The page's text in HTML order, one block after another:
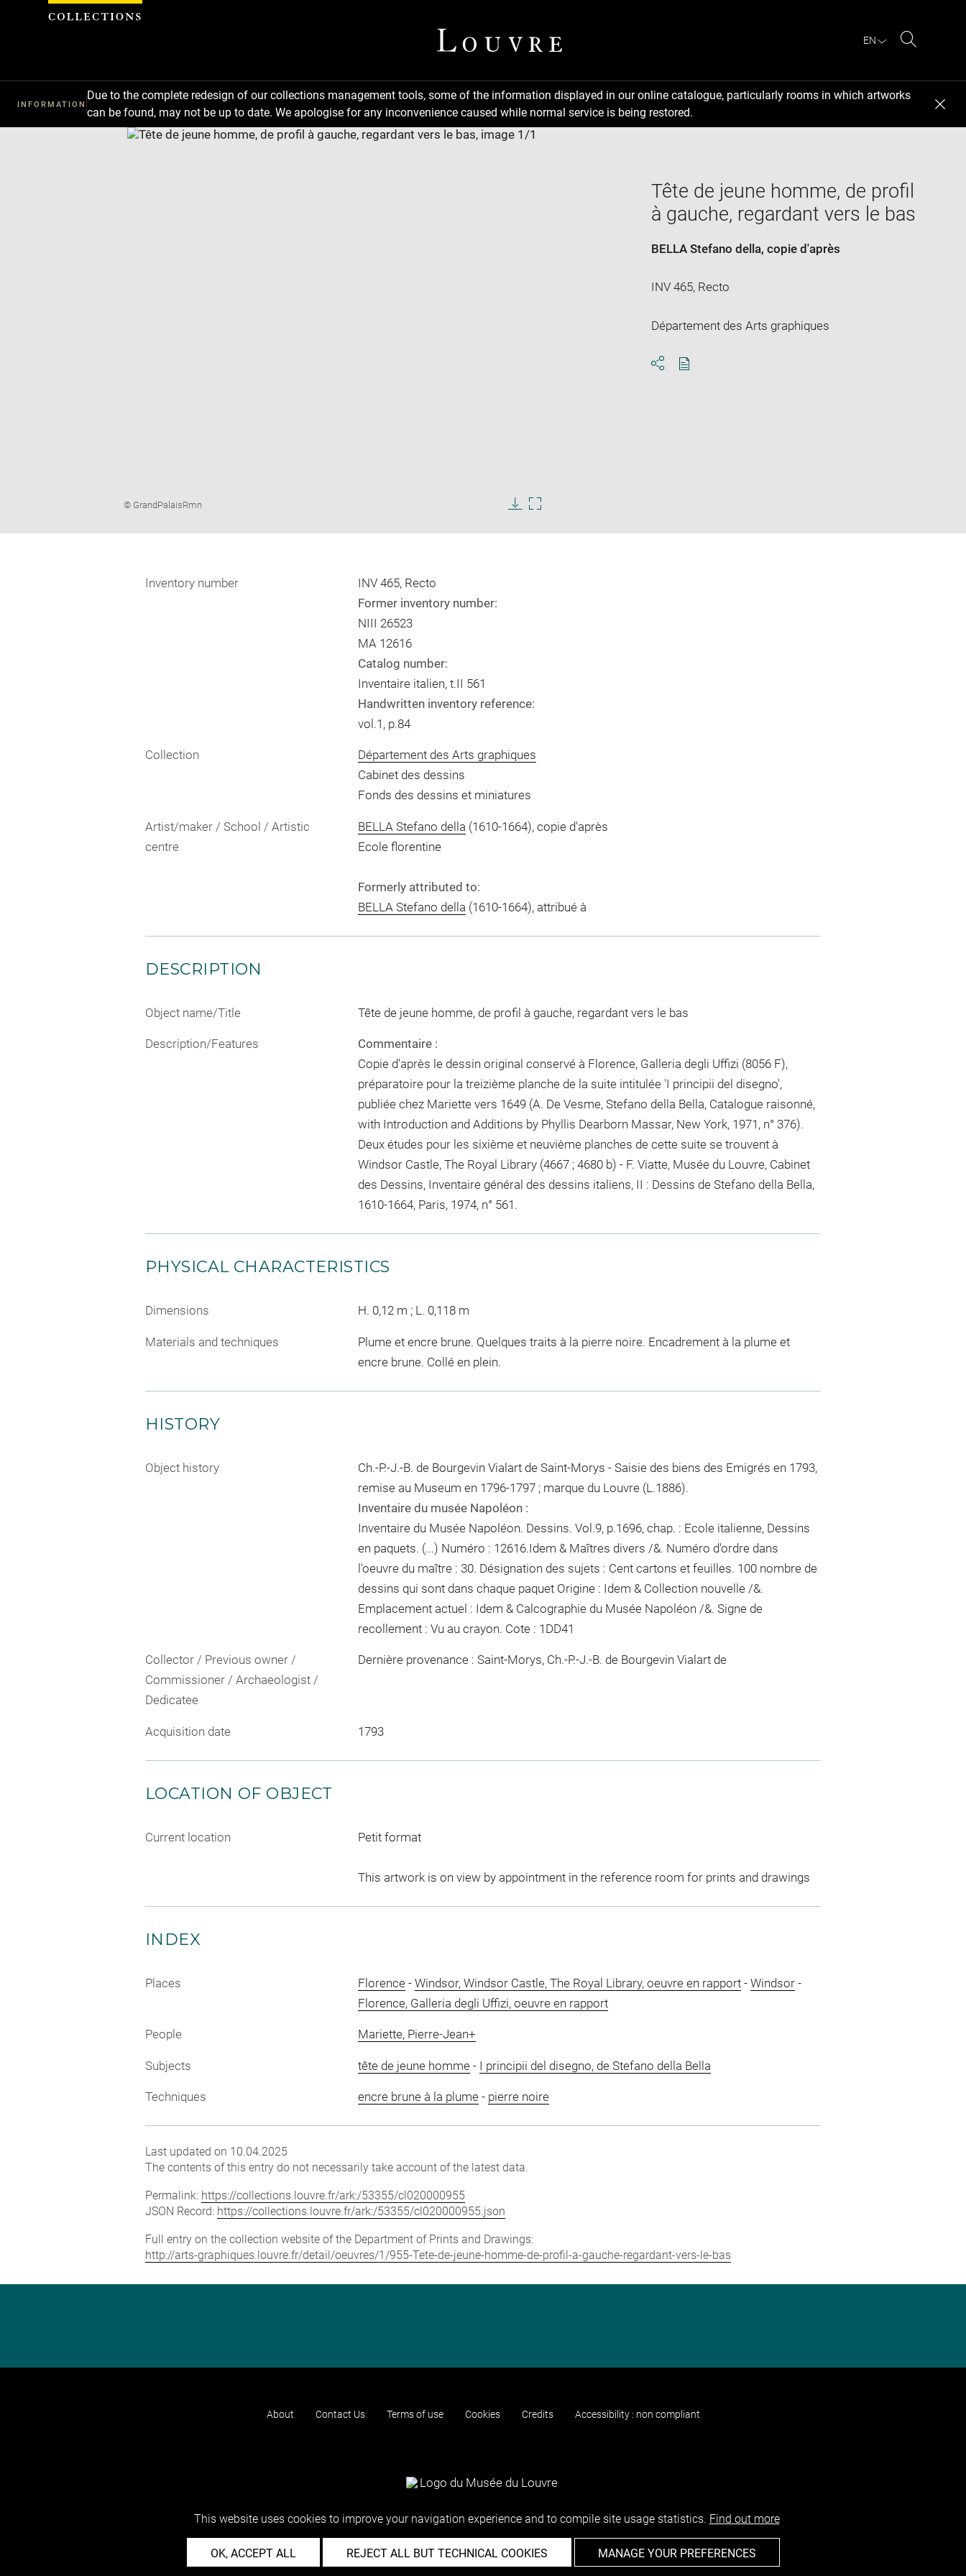
EN
INFORMATION
Due to the complete redesign of our collections management tools, some of the information displayed in our online catalogue, particularly rooms in which artworks
can be found, may not be up to date. We apologise for any inconvenience caused while normal service is being restored.
new
Image
© GrandPalaisRmn
imageimage
Tête de jeune homme, de profil
à gauche, regardant vers le bas
BELLA Stefano della, copie d'après
INV 465, Recto
Département des Arts graphiques
Inventory number
INV 465, Recto
Former inventory number:
NIII 26523
MA 12616
Catalog number:
Inventaire italien, t.II 561
Handwritten inventory reference:
vol.1, p.84
Collection
Département des Arts graphiques
Cabinet des dessins
Fonds des dessins et miniatures
Artist/maker / School / Artistic
centre
BELLA Stefano della (1610-1664), copie d'après
Ecole florentine
Formerly attributed to:
BELLA Stefano della (1610-1664), attribué à
DESCRIPTION
Object name/Title Tête de jeune homme, de profil à gauche, regardant vers le bas
Description/Features
Commentaire :
Copie d'après le dessin original conservé à Florence, Galleria degli Uffizi (8056 F),
préparatoire pour la treizième planche de la suite intitulée 'I principii del disegno',
publiée chez Mariette vers 1649 (A. De Vesme, Stefano della Bella, Catalogue raisonné,
with Introduction and Additions by Phyllis Dearborn Massar, New York, 1971, n° 376).
Deux études pour les sixième et neuvième planches de cette suite se trouvent à
Windsor Castle, The Royal Library (4667 ; 4680 b) - F. Viatte, Musée du Louvre, Cabinet
des Dessins, Inventaire général des dessins italiens, II : Dessins de Stefano della Bella,
1610-1664, Paris, 1974, n° 561.
PHYSICAL CHARACTERISTICS
Dimensions H. 0,12 m ; L. 0,118 m
Materials and techniques
Plume et encre brune. Quelques traits à la pierre noire. Encadrement à la plume et
encre brune. Collé en plein.
HISTORY
Object history
Ch.-P.-J.-B. de Bourgevin Vialart de Saint-Morys - Saisie des biens des Emigrés en 1793,
remise au Museum en 1796-1797 ; marque du Louvre (L.1886).
Inventaire du musée Napoléon :
Inventaire du Musée Napoléon. Dessins. Vol.9, p.1696, chap. : Ecole italienne, Dessins
en paquets. (...) Numéro : 12616.Idem & Maîtres divers /&. Numéro d'ordre dans
l'oeuvre du maître : 30. Désignation des sujets : Cent cartons et feuilles. 100 nombre de
dessins qui sont dans chaque paquetOrigine : Idem & Collection nouvelle /&.
Emplacement actuel : Idem & Calcographie du Musée Napoléon /&. Signe de
recollement : Vu au crayon. Cote : 1DD41
Collector / Previous owner /
Commissioner / Archaeologist /
Dedicatee
Dernière provenance : Saint-Morys, Ch.-P.-J.-B. de Bourgevin Vialart de
Acquisition date 1793
LOCATION OF OBJECT
Current location Petit format
This artwork is on view by appointment in the reference room for prints and drawings
INDEX
Places Florence- Windsor, Windsor Castle, The Royal Library, oeuvre en rapport- Windsor-
Florence, Galleria degli Uffizi, oeuvre en rapport
People Mariette, Pierre-Jean+
Subjects tête de jeune homme- I principii del disegno, de Stefano della Bella
Techniques encre brune à la plume- pierre noire
Last updated on 10.04.2025
The contents of this entry do not necessarily take account of the latest data.
Permalink: https://collections.louvre.fr/ark:/53355/cl020000955
JSON Record: https://collections.louvre.fr/ark:/53355/cl020000955.json
Full entry on the collection website of the Department of Prints and Drawings:
http://arts-graphiques.louvre.fr/detail/oeuvres/1/955-Tete-de-jeune-homme-de-profil-a-gauche-regardant-vers-le-bas
About Contact Us Terms of use Cookies Credits Accessibility : non compliant
Cookies management panel
This website uses cookies to improve your navigation experience and to compile site usage statistics. Find out more
OK, ACCEPT ALL REJECT ALL BUT TECHNICAL COOKIES MANAGE YOUR PREFERENCES